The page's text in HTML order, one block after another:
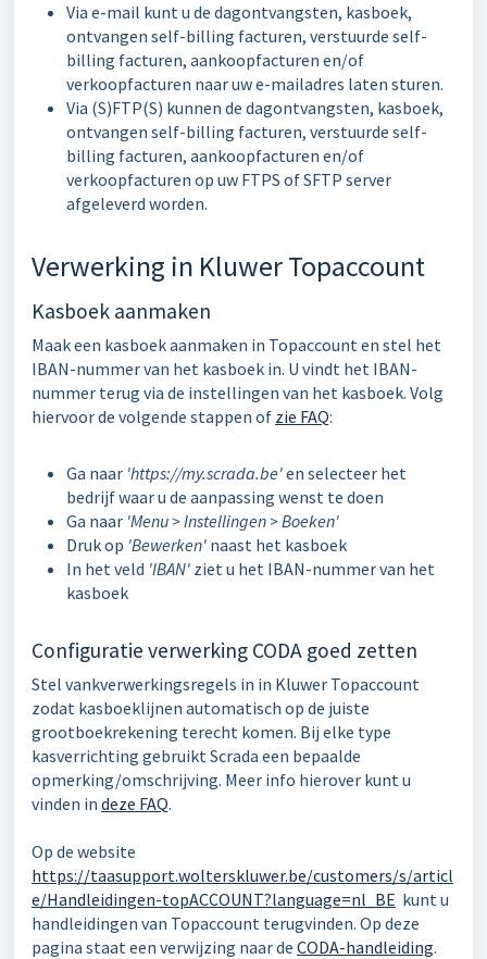
Via e-mail kunt u de dagontvangsten, kasboek,
ontvangen self-billing facturen, verstuurde self-
billing facturen, aankoopfacturen en/of
verkoopfacturen naar uw e-mailadres laten sturen.
Via (S)FTP(S) kunnen de dagontvangsten, kasboek,
ontvangen self-billing facturen, verstuurde self-
billing facturen, aankoopfacturen en/of
verkoopfacturen op uw FTPS of SFTP server
afgeleverd worden.
Verwerking in Kluwer Topaccount
Kasboek aanmaken
Maak een kasboek aanmaken in Topaccount en stel het
IBAN-nummer van het kasboek in. U vindt het IBAN-
nummer terug via de instellingen van het kasboek. Volg
hiervoor de volgende stappen of zie FAQ:
Ga naar 'https://my.scrada.be'en selecteer het
bedrijf waar u de aanpassing wenst te doen
Ga naar 'Menu > Instellingen > Boeken'
Druk op 'Bewerken' naast het kasboek
In het veld 'IBAN' ziet u het IBAN-nummer van het
kasboek
Configuratie verwerking CODA goed zetten
Stel vankverwerkingsregels in in Kluwer Topaccount
zodat kasboeklijnen automatisch op de juiste
grootboekrekening terecht komen. Bij elke type
kasverrichting gebruikt Scrada een bepaalde
opmerking/omschrijving. Meer info hierover kunt u
vinden in deze FAQ.
Op de website
https://taasupport.wolterskluwer.be/customers/s/articl
e/Handleidingen-topACCOUNT?language=nl_BE kunt u
handleidingen van Topaccount terugvinden. Op deze
pagina staat een verwijzing naar de CODA-handleiding.